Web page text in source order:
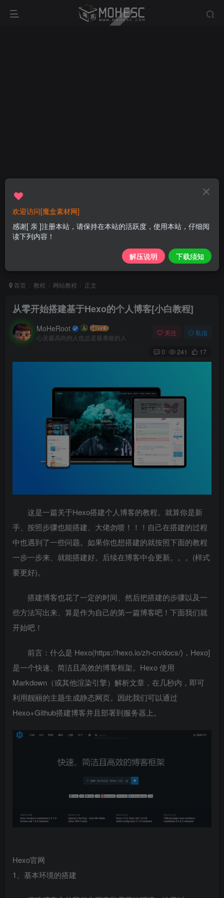
首页 教程 网站教程 正文
从零开始搭建基于Hexo的个人博客[小白教程]
MoHeRoot
心灵最高尚的人也总是最勇敢的人
关注 私信
0 241 17
这是一篇关于Hexo搭建个人博客的教程。就算你是新
手、按照步骤也能搭建、大佬勿喷！！！自己在搭建的过程
中也遇到了一些问题。如果你也想搭建的就按照下面的教程
一步一步来、就能搭建好。后续在博客中会更新。。。(样式
要更好)。
搭建博客也花了一定的时间、然后把搭建的步骤以及一
些方法写出来、算是作为自己的第一篇博客吧！下面我们就
开始吧！
前言：什么是 Hexo(https://hexo.io/zh-cn/docs/)，Hexo]
是一个快速、简洁且高效的博客框架。Hexo 使用
Markdown（或其他渲染引擎）解析文章，在几秒内，即可
利用靓丽的主题生成静态网页。因此我们可以通过
Hexo+Github搭建博客并且部署到服务器上。
Hexo官网
1、基本环境的搭建
欢迎访问[魔盒素材网]
感谢[ 亲 ]注册本站，请保持在本站的活跃度，使用本站，仔细阅
读下列内容！
解压说明 下载须知